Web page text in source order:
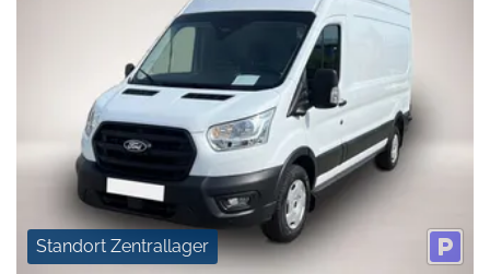
Standort Zentrallager